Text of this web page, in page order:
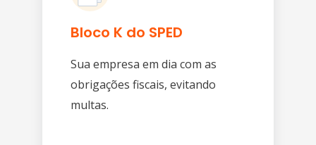
Bloco K do SPED
Sua empresa em dia com as
obrigações fiscais, evitando
multas.